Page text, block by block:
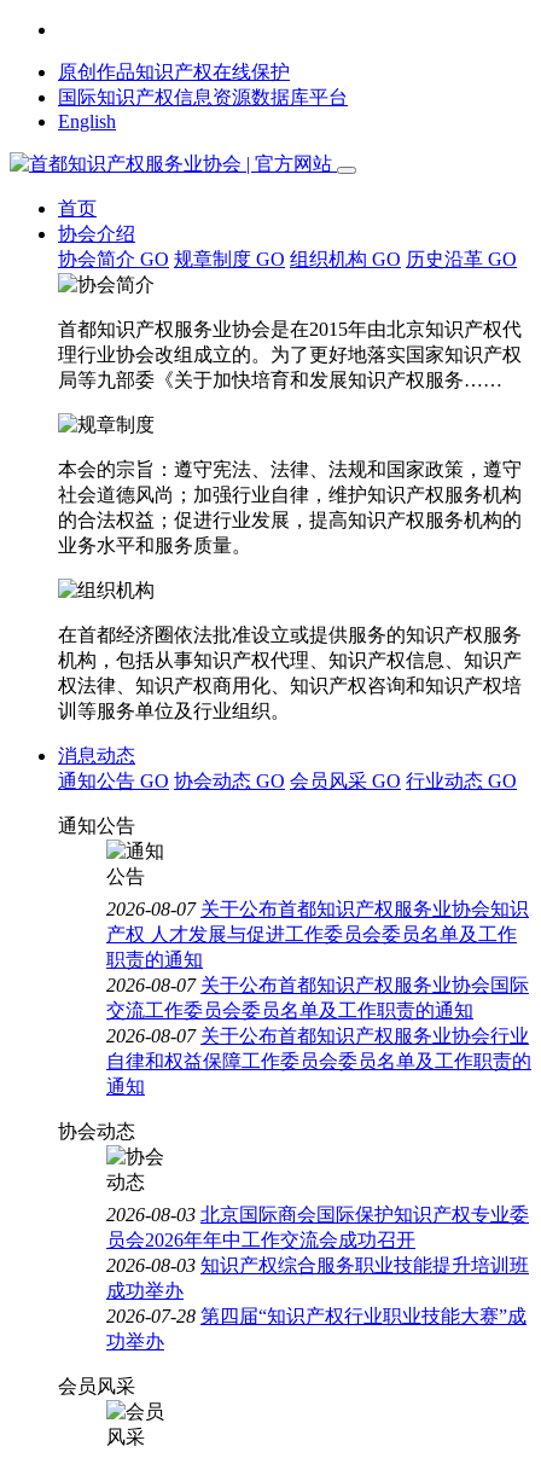
原创作品知识产权在线保护
国际知识产权信息资源数据库平台
English
首页
协会介绍
协会简介 GO 规章制度 GO 组织机构 GO 历史沿革 GO
首都知识产权服务业协会是在2015年由北京知识产权代
理行业协会改组成立的。为了更好地落实国家知识产权
局等九部委《关于加快培育和发展知识产权服务……
本会的宗旨：遵守宪法、法律、法规和国家政策，遵守
社会道德风尚；加强行业自律，维护知识产权服务机构
的合法权益；促进行业发展，提高知识产权服务机构的
业务水平和服务质量。
在首都经济圈依法批准设立或提供服务的知识产权服务
机构，包括从事知识产权代理、知识产权信息、知识产
权法律、知识产权商用化、知识产权咨询和知识产权培
训等服务单位及行业组织。
消息动态
通知公告 GO 协会动态 GO 会员风采 GO 行业动态 GO
通知公告
2026-08-07 关于公布首都知识产权服务业协会知识
产权 人才发展与促进工作委员会委员名单及工作
职责的通知
2026-08-07 关于公布首都知识产权服务业协会国际
交流工作委员会委员名单及工作职责的通知
2026-08-07 关于公布首都知识产权服务业协会行业
自律和权益保障工作委员会委员名单及工作职责的
通知
协会动态
2026-08-03 北京国际商会国际保护知识产权专业委
员会2026年年中工作交流会成功召开
2026-08-03 知识产权综合服务职业技能提升培训班
成功举办
2026-07-28 第四届“知识产权行业职业技能大赛”成
功举办
会员风采